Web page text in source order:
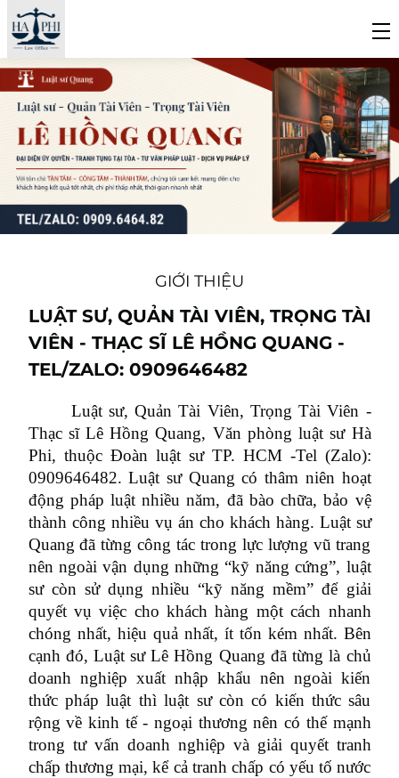
GIỚI THIỆU
LUẬT SƯ, QUẢN TÀI VIÊN, TRỌNG TÀI
VIÊN - THẠC SĨ LÊ HỒNG QUANG -
TEL/ZALO: 0909646482
Luật sư, Quản Tài Viên, Trọng Tài Viên -
Thạc sĩ Lê Hồng Quang, Văn phòng luật sư Hà
Phi, thuộc Đoàn luật sư TP. HCM -Tel (Zalo):
0909646482. Luật sư Quang có thâm niên hoạt
động pháp luật nhiều năm, đã bào chữa, bảo vệ
thành công nhiều vụ án cho khách hàng. Luật sư
Quang đã từng công tác trong lực lượng vũ trang
nên ngoài vận dụng những “kỹ năng cứng”, luật
sư còn sử dụng nhiều “kỹ năng mềm” để giải
quyết vụ việc cho khách hàng một cách nhanh
chóng nhất, hiệu quả nhất, ít tốn kém nhất. Bên
cạnh đó, Luật sư Lê Hồng Quang đã từng là chủ
doanh nghiệp xuất nhập khẩu nên ngoài kiến
thức pháp luật thì luật sư còn có kiến thức sâu
rộng về kinh tế - ngoại thương nên có thế mạnh
trong tư vấn doanh nghiệp và giải quyết tranh
chấp thương mại, kể cả tranh chấp có yếu tố nước